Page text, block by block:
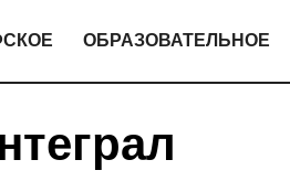
ОБРАЗОВАТЕЛЬНОЕ